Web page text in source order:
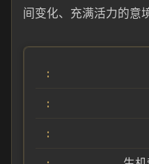
间变化、充满活力的意